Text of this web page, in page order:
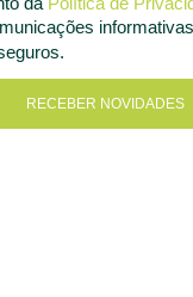
RECEBER NOVIDADES